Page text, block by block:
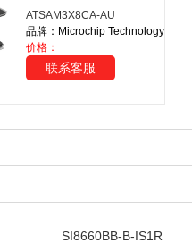
ATSAM3X8CA-AU
品牌：Microchip Technology
价格：
联系客服
SI8660BB-B-IS1R